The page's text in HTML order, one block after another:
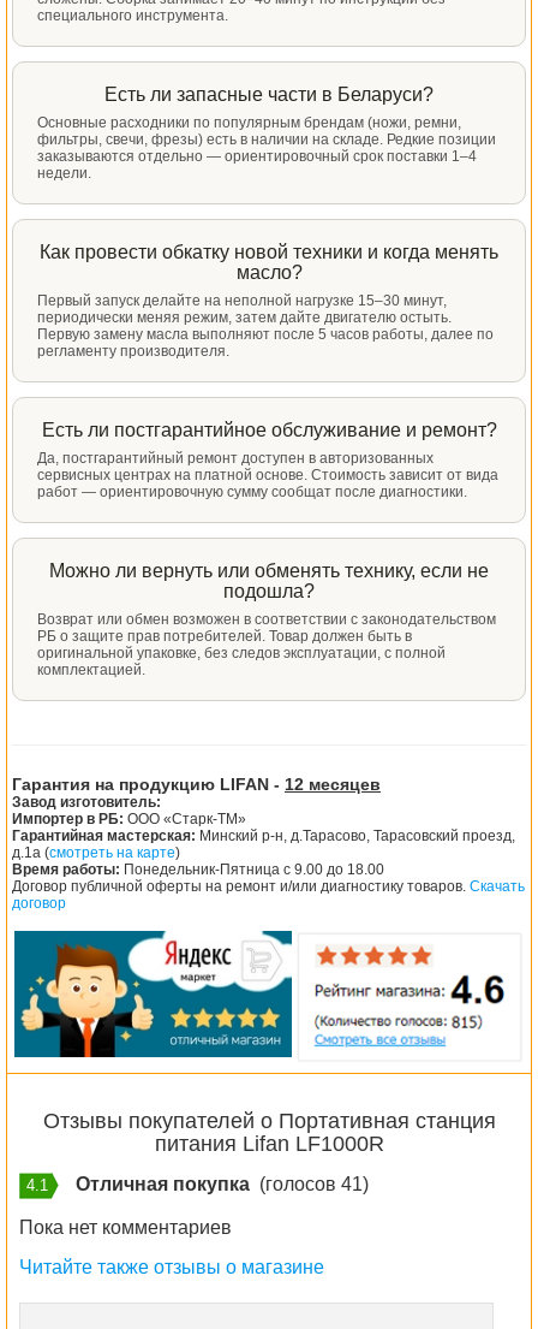
специального инструмента.
Есть ли запасные части в Беларуси?
Основные расходники по популярным брендам (ножи, ремни,
фильтры, свечи, фрезы) есть в наличии на складе. Редкие позиции
заказываются отдельно — ориентировочный срок поставки 1–4
недели.
Как провести обкатку новой техники и когда менять
масло?
Первый запуск делайте на неполной нагрузке 15–30 минут,
периодически меняя режим, затем дайте двигателю остыть.
Первую замену масла выполняют после 5 часов работы, далее по
регламенту производителя.
Есть ли постгарантийное обслуживание и ремонт?
Да, постгарантийный ремонт доступен в авторизованных
сервисных центрах на платной основе. Стоимость зависит от вида
работ — ориентировочную сумму сообщат после диагностики.
Можно ли вернуть или обменять технику, если не
подошла?
Возврат или обмен возможен в соответствии с законодательством
РБ о защите прав потребителей. Товар должен быть в
оригинальной упаковке, без следов эксплуатации, с полной
комплектацией.
Гарантия на продукцию LIFAN - 12 месяцев
Завод изготовитель:
Импортер в РБ: ООО «Старк-ТМ»
Гарантийная мастерская: Минский р-н, д.Тарасово, Тарасовский проезд,
д.1а (смотреть на карте)
Время работы: Понедельник-Пятница с 9.00 до 18.00
Договор публичной оферты на ремонт и/или диагностику товаров. Скачать
договор
Отзывы покупателей о Портативная станция
питания Lifan LF1000R
4.1 Отличная покупка (голосов 41)
Пока нет комментариев
Читайте также отзывы о магазине